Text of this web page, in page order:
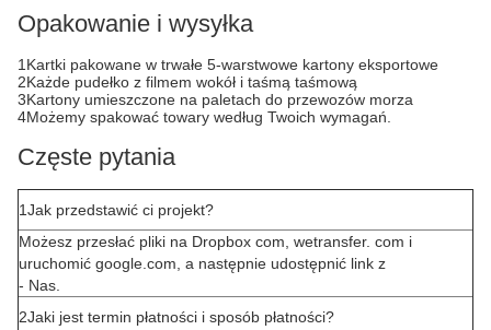
Opakowanie i wysyłka
1Kartki pakowane w trwałe 5-warstwowe kartony eksportowe
2Każde pudełko z filmem wokół i taśmą taśmową
3Kartony umieszczone na paletach do przewozów morza
4Możemy spakować towary według Twoich wymagań.
Częste pytania
1Jak przedstawić ci projekt?
Możesz przesłać pliki na Dropbox com, wetransfer. com i
uruchomić google.com, a następnie udostępnić link z
- Nas.
2Jaki jest termin płatności i sposób płatności?